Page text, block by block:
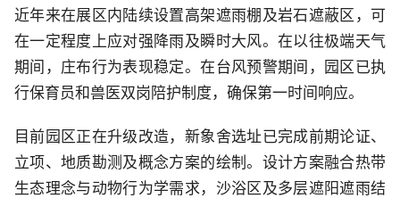
近年来在展区内陆续设置高架遮雨棚及岩石遮蔽区，可
在一定程度上应对强降雨及瞬时大风。在以往极端天气
期间，庄布行为表现稳定。在台风预警期间，园区已执
行保育员和兽医双岗陪护制度，确保第一时间响应。
目前园区正在升级改造，新象舍选址已完成前期论证、
立项、地质勘测及概念方案的绘制。设计方案融合热带
生态理念与动物行为学需求，沙浴区及多层遮阳遮雨结